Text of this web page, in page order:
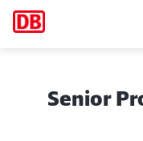
Senior